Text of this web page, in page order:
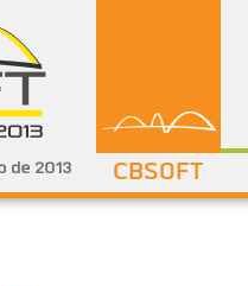
CBSOFT